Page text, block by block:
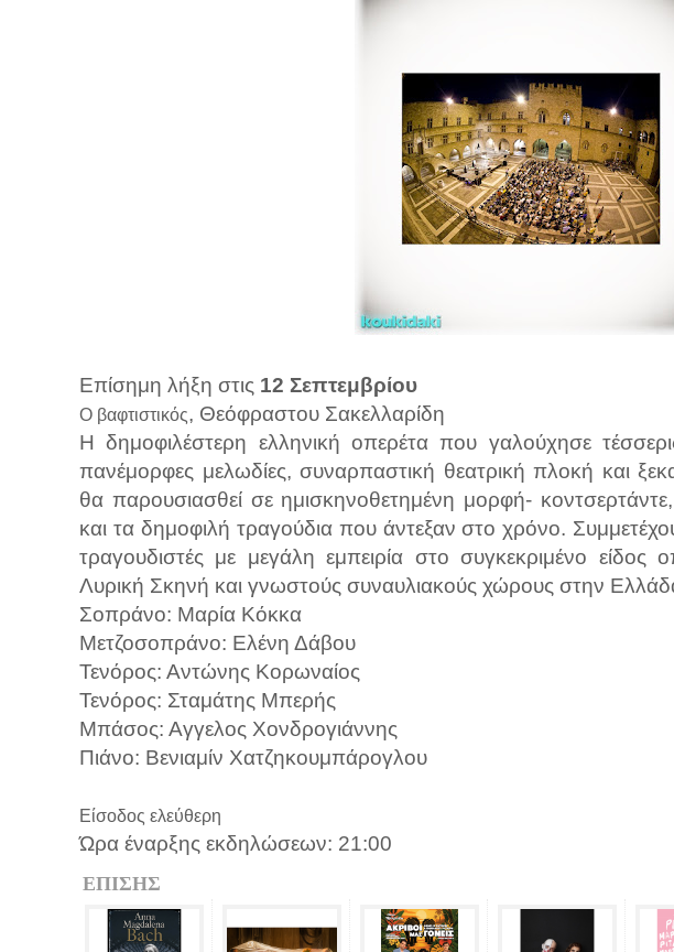
Επίσημη λήξη στις 12 Σεπτεμβρίου
Ο βαφτιστικός, Θεόφραστου Σακελλαρίδη
Η δημοφιλέστερη ελληνική οπερέτα που γαλούχησε
πανέμορφες μελωδίες, συναρπαστική θεατρική πλοκή και
θα παρουσιασθεί σε ημισκηνοθετημένη μορφή-
και τα δημοφιλή τραγούδια που άντεξαν στο χρόνο.
τραγουδιστές με μεγάλη εμπειρία στο συγκεκριμένο είδος
Λυρική Σκηνή και γνωστούς συναυλιακούς χώρους στην
Σοπράνο: Μαρία Κόκκα
Μετζοσοπράνο: Ελένη Δάβου
Τενόρος: Αντώνης Κορωναίος
Τενόρος: Σταμάτης Μπερής
Μπάσος: Αγγελος Χονδρογιάννης
Πιάνο: Βενιαμίν Χατζηκουμπάρογλου
Είσοδος ελεύθερη
Ώρα έναρξης εκδηλώσεων: 21:00
ΕΠΙΣΗΣ